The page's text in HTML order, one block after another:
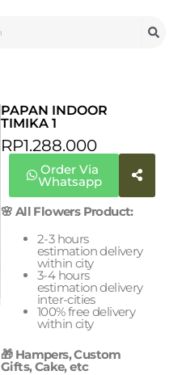
PAPAN INDOOR
TIMIKA 1
RP1.288.000
Order Via
Whatsapp
🌸 All Flowers Product:
2-3 hours
estimation delivery
within city
3-4 hours
estimation delivery
inter-cities
100% free delivery
within city
🎁 Hampers, Custom
Gifts, Cake, etc